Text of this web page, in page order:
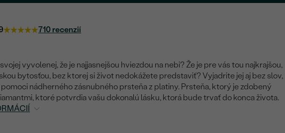
710 recenzií
vyvolenej, že je najjasnejšou hviezdou na nebi? Že je pre vás tou najkrajšou,
bytosťou, bez ktorej si život nedokážete predstaviť? Vyjadrite jej aj bez slov,
nádherného zásnubného prsteňa z platiny. Prsteňa, ktorý je zdobený
ktoré potvrdia vašu dokonalú lásku, ktorá bude trvať do konca života.